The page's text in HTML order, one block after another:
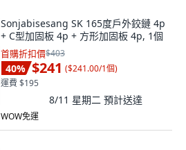
Sonjabisesang SK 165度戶外鉸鏈 4p
+ C型加固板 4p + 方形加固板 4p, 1個
首購折扣價$403
40% $241 ($241.00/1個)
運費 $195
8/11 星期二 預計送達
WOW免運